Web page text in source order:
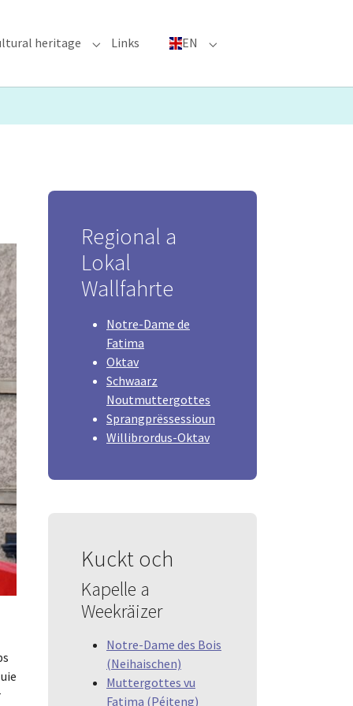
for "Major Events"
heritage Submenu for "Cultural heritage"
Links EN Submenu for "EN"
Regional a
Lokal
Wallfahrte
Notre-Dame de
Fatima
Oktav
Schwaarz
Noutmuttergottes
Sprangprëssessioun
Willibrordus-Oktav
Kuckt och
Kapelle a
Weekräizer
Notre-Dame des Bois
(Neihaischen)
Muttergottes vu
Fatima (Péiteng)